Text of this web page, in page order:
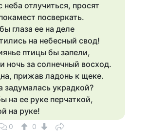
неба отлучиться, просят
посверкать.
глаза ее на деле
на небесный свод!
птицы бы запели,
ночь за солнечный восход.
прижав ладонь к щеке.
задумалась украдкой?
на ее руке перчаткой,
на руке!
0 0